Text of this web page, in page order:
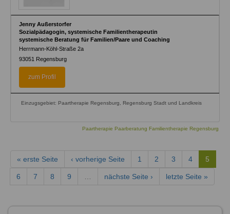
Jenny Außerstorfer
Sozialpädagogin, systemische Familientherapeutin
systemische Beratung für Familien/Paare und Coaching
Herrmann-Köhl-Straße 2a
93051 Regensburg
zum Profil
Einzugsgebiet: Paartherapie Regensburg, Regensburg Stadt und Landkreis
Paartherapie Paarberatung Familientherapie Regensburg
« erste Seite ‹ vorherige Seite 1 2 3 4 5
6 7 8 9 nächste Seite › letzte Seite »